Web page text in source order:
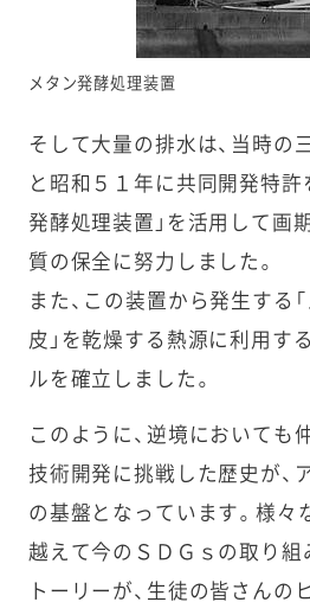
メタン発酵処理装置
そして大量の排水は、当時の
と昭和５１年に共同開発特許
発酵処理装置」を活用して画
質の保全に努力しました。
また、この装置から発生する「
皮」を乾燥する熱源に利用す
ルを確立しました。
このように、逆境においても
技術開発に挑戦した歴史が、
の基盤となっています。様々
越えて今のＳＤＧｓの取り組
トーリーが、生徒の皆さんの